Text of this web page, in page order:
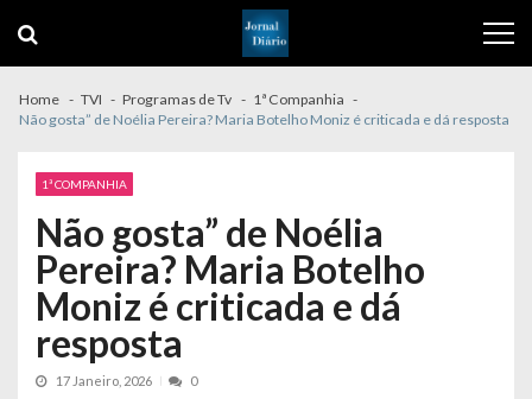
navigation
content
Home TVI Programas de Tv
1ª Companhia
Não gosta” de Noélia Pereira? Maria Botelho Moniz é criticada e dá resposta
1ª COMPANHIA
Não gosta” de Noélia
Pereira? Maria Botelho
Moniz é criticada e dá
resposta
17 Janeiro, 2026 0